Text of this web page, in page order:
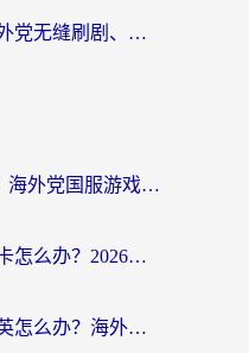
网络加速器是什么？海外党无缝刷剧、看NBA的实用指南
巴西怎么玩云·红警OL？海外党国服游戏加速终极攻略（附非洲逆水寒&天下山海低延迟技巧）
在海外玩雷电：觉醒很卡怎么办？2026终极指南帮你告别延迟与卡顿
在柬埔寨打不开和平精英怎么办？海外党必看的国服游戏加速终极指南